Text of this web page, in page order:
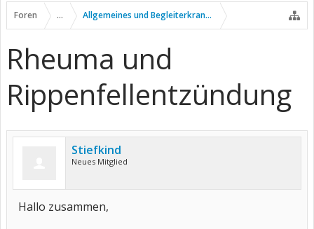
Foren ... Allgemeines und Begleiterkrankungen
Rheuma und
Rippenfellentzündung
Stiefkind
Neues Mitglied
Hallo zusammen,